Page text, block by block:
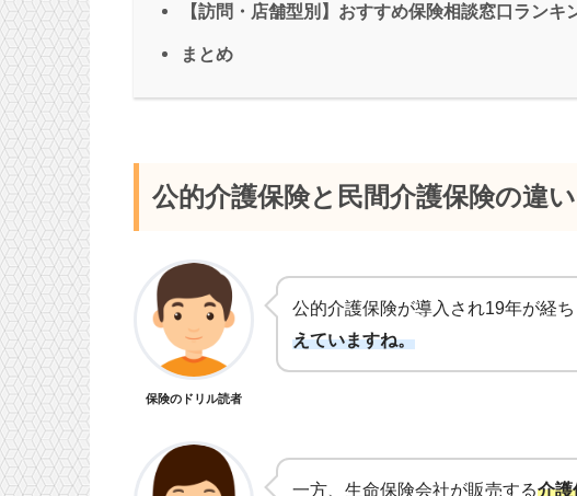
【訪問・店舗型別】おすすめ保険相談窓口ランキ
まとめ
公的介護保険と民間介護保険の違
保険のドリル読者
公的介護保険が導入され19年が経
えていますね。
一方、生命保険会社が販売する介護